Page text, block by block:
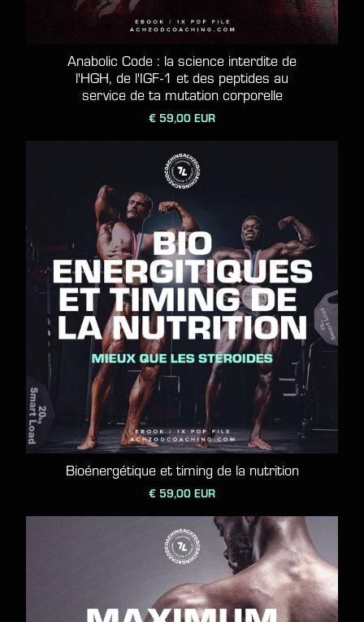
Anabolic Code : la science interdite de
l'HGH, de l'IGF-1 et des peptides au
service de ta mutation corporelle
€ 59,00 EUR
Bioénergétique et timing de la nutrition
€ 59,00 EUR